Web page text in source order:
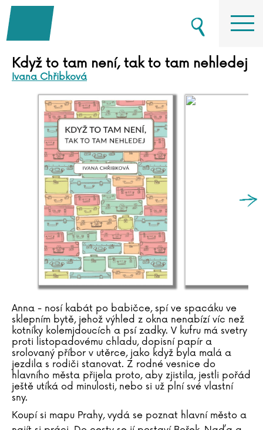
Když to tam není, tak to tam nehledej
Ivana Chřibková
Anna - nosí kabát po babičce, spí ve spacáku ve
sklepním bytě, jehož výhled z okna nenabízí víc než
kotníky kolemjdoucích a psí zadky. V kufru má svetry
proti listopadovému chladu, dopisní papír a
srolovaný příbor v utěrce, jako když byla malá a
jezdila s rodiči stanovat. Z rodné vesnice do
hlavního města přijela proto, aby zjistila, jestli pořád
ještě utíká od minulosti, nebo si už plní své vlastní
sny.
Koupí si mapu Prahy, vydá se poznat hlavní město a